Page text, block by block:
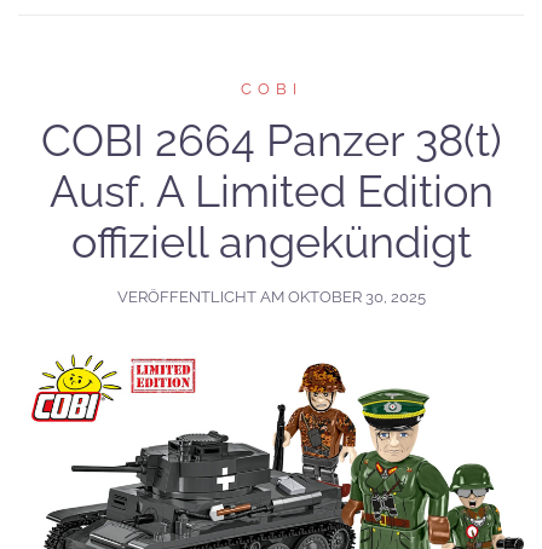
COBI
COBI 2664 Panzer 38(t)
Ausf. A Limited Edition
offiziell angekündigt
VERÖFFENTLICHT AM OKTOBER 30, 2025